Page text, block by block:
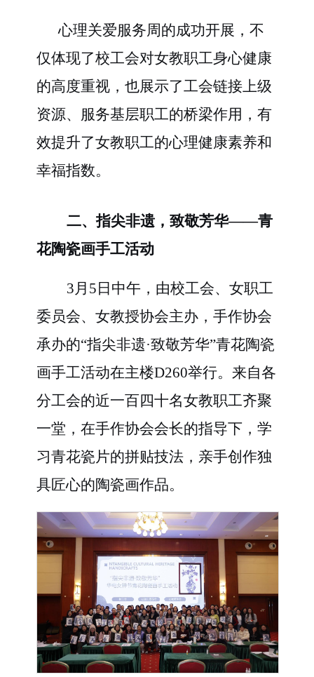
心理关爱服务周的成功开展，不
仅体现了校工会对女教职工身心健康
的高度重视，也展示了工会链接上级
资源、服务基层职工的桥梁作用，有
效提升了女教职工的心理健康素养和
幸福指数。
二、指尖非遗，致敬芳华——青
花陶瓷画手工活动
3月5日中午，由校工会、女职工
委员会、女教授协会主办，手作协会
承办的“指尖非遗·致敬芳华”青花陶瓷
画手工活动在主楼D260举行。来自各
分工会的近一百四十名女教职工齐聚
一堂，在手作协会会长的指导下，学
习青花瓷片的拼贴技法，亲手创作独
具匠心的陶瓷画作品。